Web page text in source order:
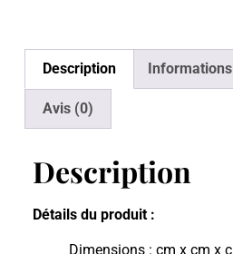
Description
Avis (0)
Description
Détails du produit :
Dimensions : cm x cm x